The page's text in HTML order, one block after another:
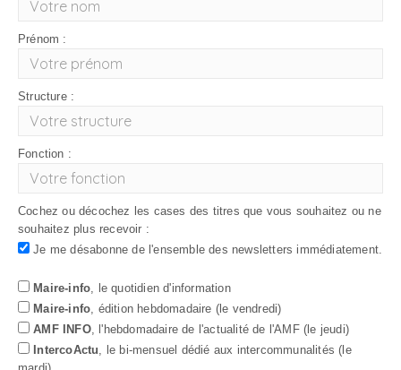
Prénom :
Structure :
Fonction :
Cochez ou décochez les cases des titres que vous souhaitez ou ne
souhaitez plus recevoir :
Je me désabonne de l'ensemble des newsletters immédiatement.
Maire-info , le quotidien d'information
Maire-info , édition hebdomadaire (le vendredi)
AMF INFO, l'hebdomadaire de l'actualité de l'AMF (le jeudi)
IntercoActu , le bi-mensuel dédié aux intercommunalités (le